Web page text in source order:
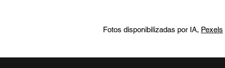
futuro do cuidado médico
Fotos disponibilizadas por IA, Pexels